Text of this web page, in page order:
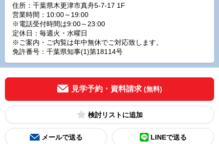
住所：千葉県木更津市真舟5-7-17 1F
営業時間：10:00～19:00
※電話受付時間は9:00～23:00
定休日：毎週火・水曜日
※ご案内・ご内覧は年中無休でご対応致します。
免許番号：千葉県知事(1)第18114号
見学予約・資料請求 (無料)
検討リスト
メールで送る LINEで送る